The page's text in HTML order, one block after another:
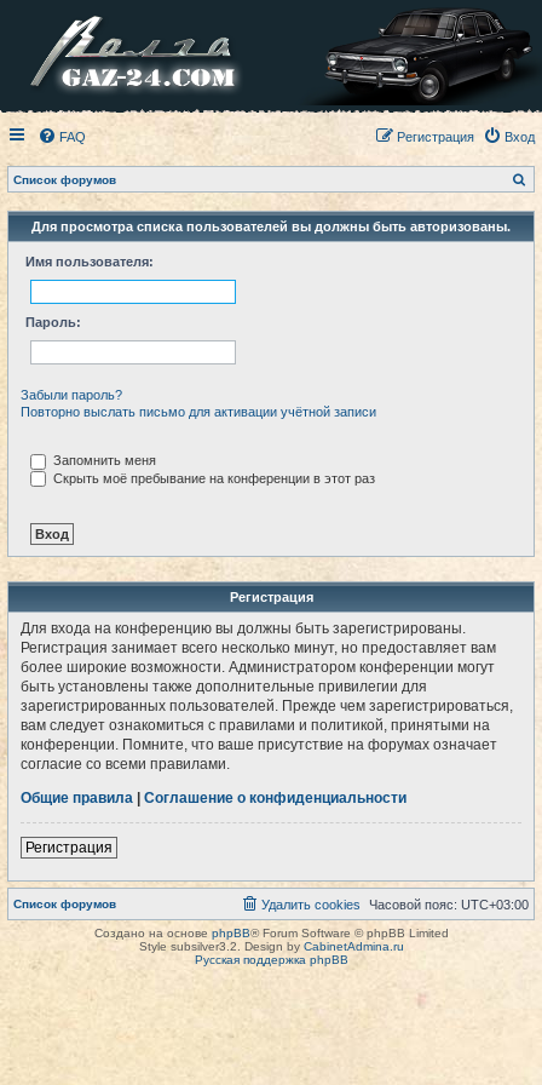
FAQ Вход
Регистрация
Список форумов
о
с
Для просмотра списка пользователей вы должны быть авторизованы.
Имя пользователя:
Пароль:
Забыли пароль?
Повторно выслать письмо для активации учётной записи
Запомнить меня
Скрыть моё пребывание на конференции в этот раз
Регистрация
Для входа на конференцию вы должны быть зарегистрированы.
Регистрация занимает всего несколько минут, но предоставляет вам
более широкие возможности. Администратором конференции могут
быть установлены также дополнительные привилегии для
зарегистрированных пользователей. Прежде чем зарегистрироваться,
вам следует ознакомиться с правилами и политикой, принятыми на
конференции. Помните, что ваше присутствие на форумах означает
согласие со всеми правилами.
Общие правила
Соглашение о конфиденциальности
Регистрация
Список форумов Часовой пояс: UTC+03:00
Удалить cookies
Создано на основе phpBB® Forum Software © phpBB Limited
Style subsilver3.2. Design by CabinetAdmina.ru
Русская поддержка phpBB